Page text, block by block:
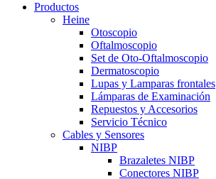
Productos
Heine
Otoscopio
Oftalmoscopio
Set de Oto-Oftalmoscopio
Dermatoscopio
Lupas y Lamparas frontales
Lámparas de Examinación
Repuestos y Accesorios
Servicio Técnico
Cables y Sensores
NIBP
Brazaletes NIBP
Conectores NIBP